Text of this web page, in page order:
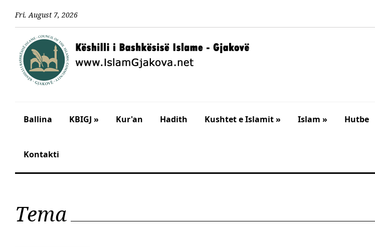
Fri. August 7, 2026
Ballina KBIGJ » Kur'an Hadith Kushtet e Islamit » Islam » Hutbe
Kontakti
Tema